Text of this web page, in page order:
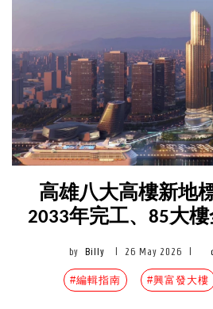
高雄八大高樓新地
2033年完工、85大
by Billy 26 May 2026
#編輯指南 #興富發大樓